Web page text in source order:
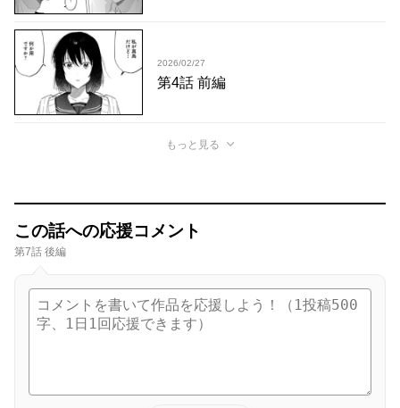
2026/02/27
第4話 前編
もっと見る
この話への応援コメント
第7話 後編